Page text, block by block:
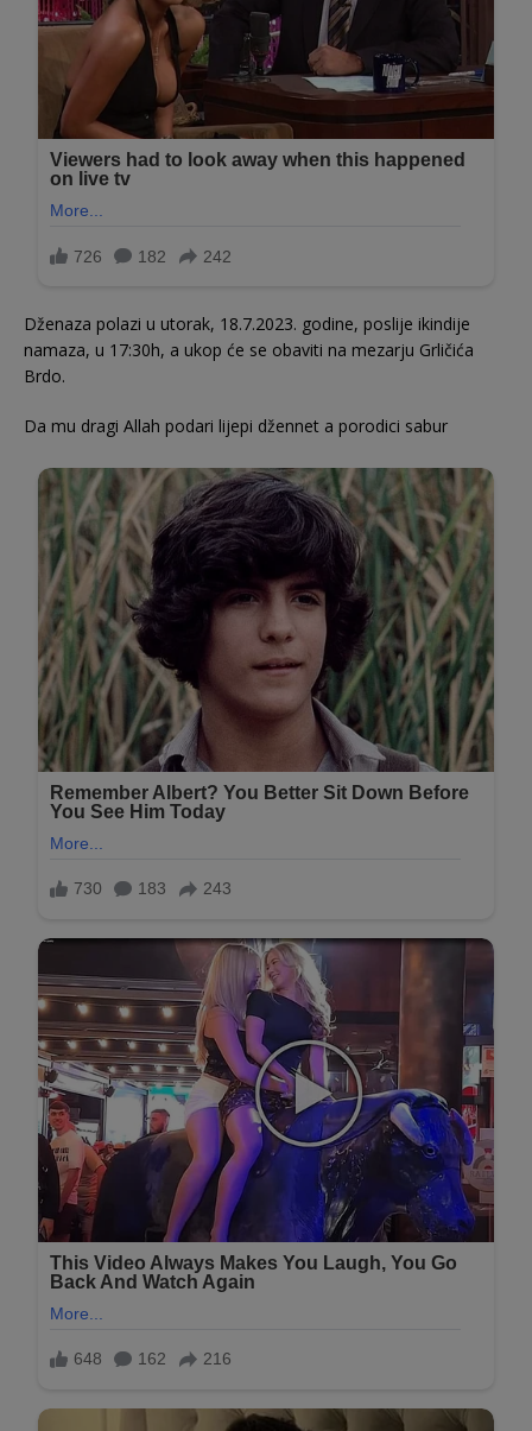
Dženaza polazi u utorak, 18.7.2023. godine, poslije ikindije
namaza, u 17:30h, a ukop će se obaviti na mezarju Grličića
Brdo.
Da mu dragi Allah podari lijepi džennet a porodici sabur